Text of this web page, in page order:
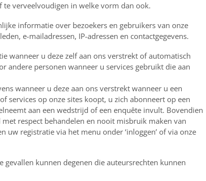
verveelvoudigen in welke vorm dan ook.
informatie over bezoekers en gebruikers van onze
e-mailadressen, IP-adressen en contactgegevens.
wanneer u deze zelf aan ons verstrekt of automatisch
andere personen wanneer u services gebruikt die aan
wanneer u deze aan ons verstrekt wanneer u een
services op onze sites koopt, u zich abonneert op een
aan een wedstrijd of een enquête invult. Bovendien
respect behandelen en nooit misbruik maken van
uw registratie via het menu onder ‘inloggen’ of via onze
gevallen kunnen degenen die auteursrechten kunnen